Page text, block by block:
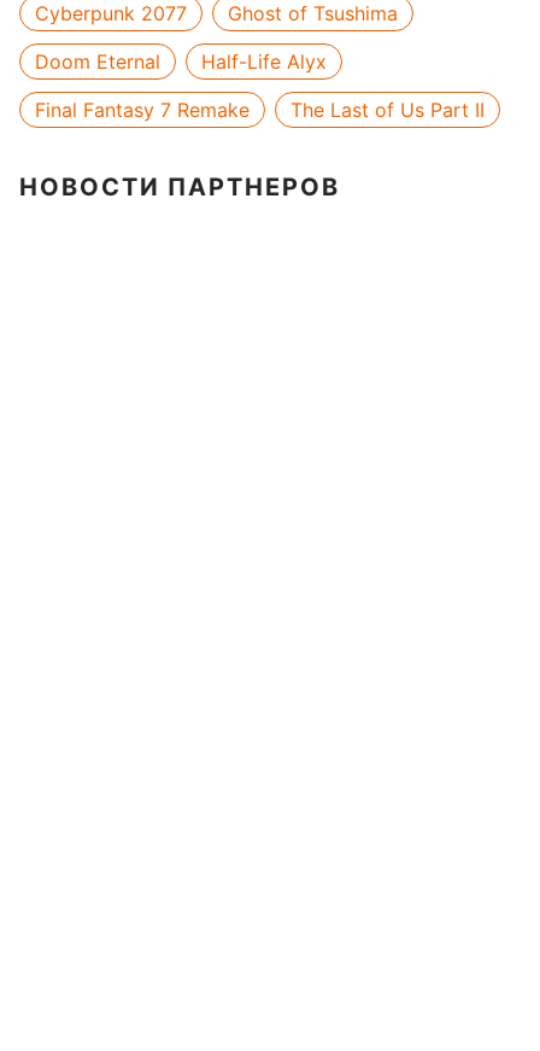
Cyberpunk 2077
Ghost of Tsushima
Doom Eternal
Half-Life Alyx
Final Fantasy 7 Remake
The Last of Us Part II
НОВОСТИ ПАРТНЕРОВ